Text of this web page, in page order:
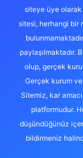
siteye üye olarak
sitesi, herhangi bir
paylaşılmaktadır.
olup, gerçek
Gerçek kurum
Sitemiz, kar
platformudur.
düşündüğünüz
bildirmeniz